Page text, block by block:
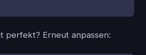
perfekt? Erneut anpassen: